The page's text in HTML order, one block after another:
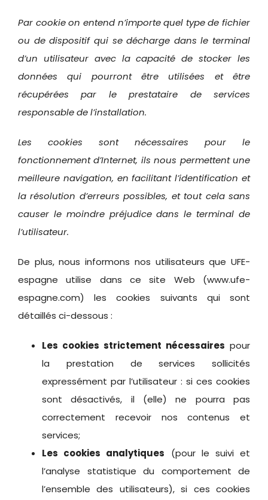
Par cookie on entend n’importe quel type de fichier
ou de dispositif qui se décharge dans le terminal
d’un utilisateur avec la capacité de stocker les
données qui pourront être utilisées et être
récupérées par le prestataire de services
responsable de l’installation.
Les cookies sont nécessaires pour le
fonctionnement d’Internet, ils nous permettent une
meilleure navigation, en facilitant l’identification et
la résolution d’erreurs possibles, et tout cela sans
causer le moindre préjudice dans le terminal de
l’utilisateur.
De plus, nous informons nos utilisateurs que UFE-
espagne utilise dans ce site Web (www.ufe-
espagne.com) les cookies suivants qui sont
détaillés ci-dessous :
Les cookies strictement nécessaires pour
la prestation de services sollicités
expressément par l’utilisateur : si ces cookies
sont désactivés, il (elle) ne pourra pas
correctement recevoir nos contenus et
services;
Les cookies analytiques (pour le suivi et
l’analyse statistique du comportement de
l’ensemble des utilisateurs), si ces cookies